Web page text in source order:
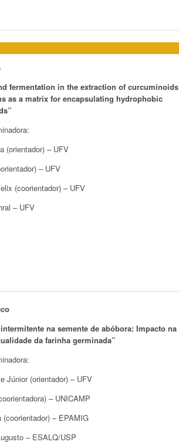
fermentation in the extraction of curcuminoids
as a matrix for encapsulating hydrophobic
”
(orientador) – UFV
– UFV
(coorientador) – UFV
– UFV
na semente de abóbora: Impacto na
da farinha germinada”
Júnior (orientador) – UFV
– UNICAMP
– EPAMIG
– ESALQ/USP